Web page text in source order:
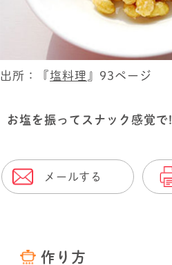
出所：『塩料理 』93ページ
お塩を振ってスナック感覚で!
メールする
作り方